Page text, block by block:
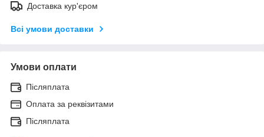
Доставка кур'єром
Всі умови доставки
Умови оплати
Післяплата
Оплата за реквізитами
Післяплата